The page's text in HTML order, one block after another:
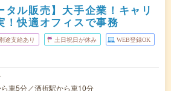
タル販売】大手企業！キャリ
！快適オフィスで事務
途支給あり 土日祝日が休み WEB登録OK
車5分／酒折駅から車10分